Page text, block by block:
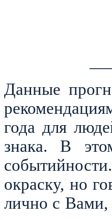
Данные
года для
знака. В
окраску, но
лично с